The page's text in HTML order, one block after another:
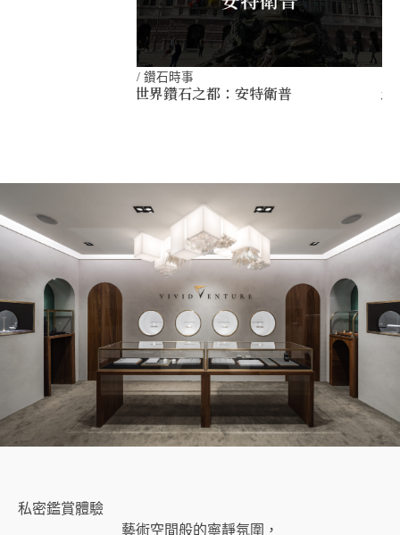
/ 鑽石時事
世界鑽石之都：安特衛普 怎
私密鑑賞體驗
藝術空間般的寧靜氛圍，